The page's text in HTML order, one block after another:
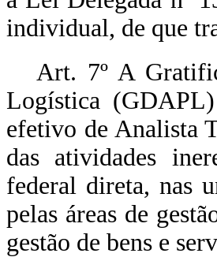
individual, de que
Art. 7º A
Logística
efetivo de Analista
das atividades
federal direta, nas
pelas áreas de
gestão de bens e